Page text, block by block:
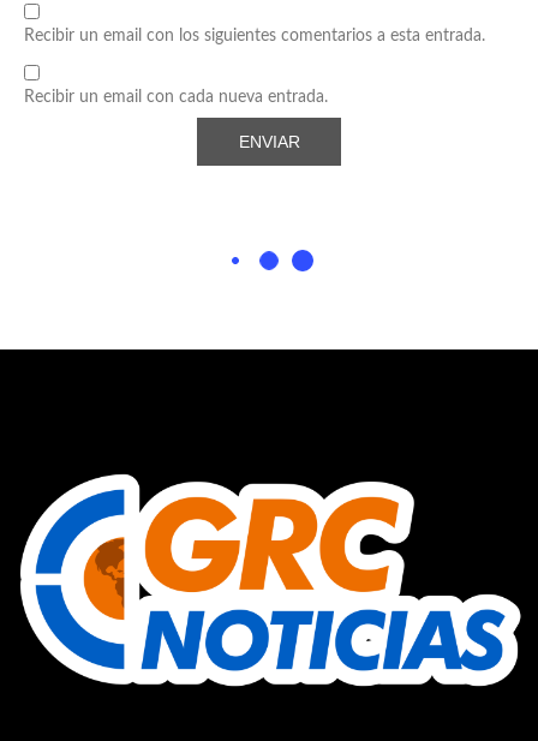
Recibir un email con los siguientes comentarios a esta entrada.
Recibir un email con cada nueva entrada.